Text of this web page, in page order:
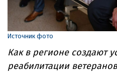
Источник фото
Как в регионе создают
реабилитации